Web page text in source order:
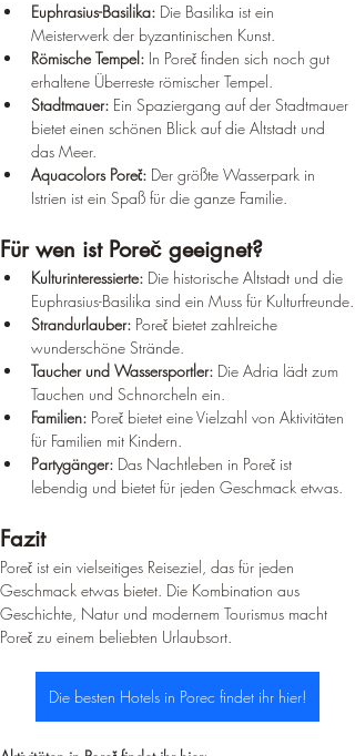
Euphrasius-Basilika: Die Basilika ist ein
Meisterwerk der byzantinischen Kunst.
Römische Tempel: In Poreč finden sich noch gut
erhaltene Überreste römischer Tempel.
Stadtmauer: Ein Spaziergang auf der Stadtmauer
bietet einen schönen Blick auf die Altstadt und
das Meer.
Aquacolors Poreč: Der größte Wasserpark in
Istrien ist ein Spaß für die ganze Familie.
Für wen ist Poreč geeignet?
Kulturinteressierte: Die historische Altstadt und die
Euphrasius-Basilika sind ein Muss für Kulturfreunde.
Strandurlauber: Poreč bietet zahlreiche
wunderschöne Strände.
Taucher und Wassersportler: Die Adria lädt zum
Tauchen und Schnorcheln ein.
Familien: Poreč bietet eine Vielzahl von Aktivitäten
für Familien mit Kindern.
Partygänger: Das Nachtleben in Poreč ist
lebendig und bietet für jeden Geschmack etwas.
Fazit
Poreč ist ein vielseitiges Reiseziel, das für jeden
Geschmack etwas bietet. Die Kombination aus
Geschichte, Natur und modernem Tourismus macht
Poreč zu einem beliebten Urlaubsort.
Die besten Hotels in Porec findet ihr hier!